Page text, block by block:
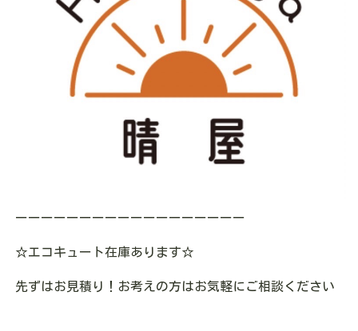
ーーーーーーーーーーーーーーーーーー
☆エコキュート在庫あります☆
先ずはお見積り！お考えの方はお気軽にご相談ください